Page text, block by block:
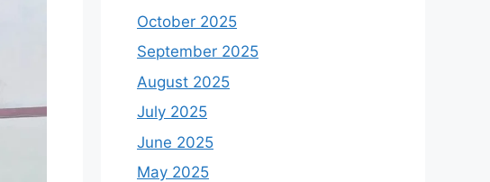
October 2025
September 2025
August 2025
July 2025
June 2025
May 2025